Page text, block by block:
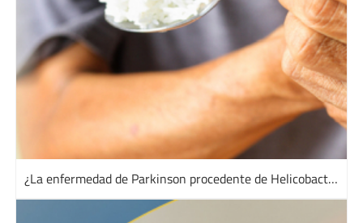
¿La enfermedad de Parkinson procedente de Helicobacter pylori?